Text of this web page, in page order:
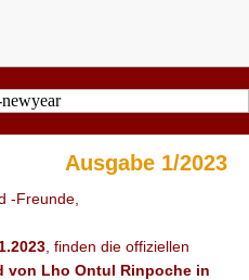
Ausgabe 1/2023
-Freunde,
, finden die offiziellen
von Lho Ontul Rinpoche in